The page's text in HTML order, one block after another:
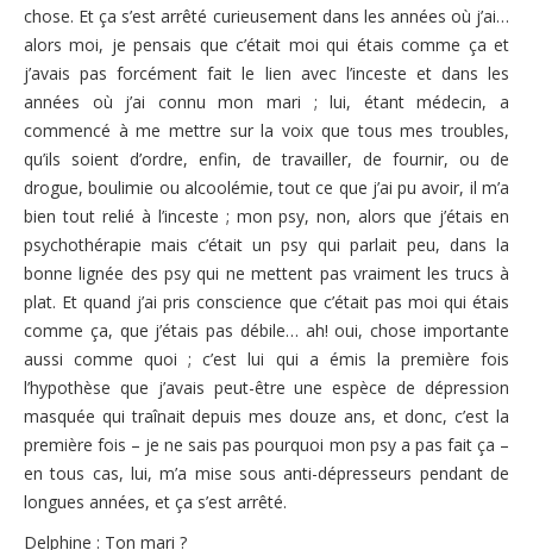
chose. Et ça s’est arrêté curieusement dans les années où j’ai…
alors moi, je pensais que c’était moi qui étais comme ça et
j’avais pas forcément fait le lien avec l’inceste et dans les
années où j’ai connu mon mari ; lui, étant médecin, a
commencé à me mettre sur la voix que tous mes troubles,
qu’ils soient d’ordre, enfin, de travailler, de fournir, ou de
drogue, boulimie ou alcoolémie, tout ce que j’ai pu avoir, il m’a
bien tout relié à l’inceste ; mon psy, non, alors que j’étais en
psychothérapie mais c’était un psy qui parlait peu, dans la
bonne lignée des psy qui ne mettent pas vraiment les trucs à
plat. Et quand j’ai pris conscience que c’était pas moi qui étais
comme ça, que j’étais pas débile… ah! oui, chose importante
aussi comme quoi ; c’est lui qui a émis la première fois
l’hypothèse que j’avais peut-être une espèce de dépression
masquée qui traînait depuis mes douze ans, et donc, c’est la
première fois – je ne sais pas pourquoi mon psy a pas fait ça –
en tous cas, lui, m’a mise sous anti-dépresseurs pendant de
longues années, et ça s’est arrêté.
Delphine : Ton mari ?